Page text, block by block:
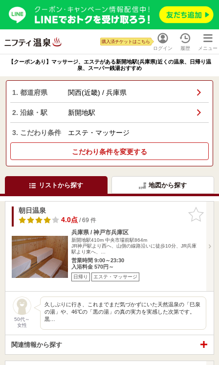
ログイン
購入済チケットはこちら
履歴 メニュー
【クーポンあり】マッサージ、エステがある新開地駅(兵庫県)近くの温泉、日帰り温
泉、スーパー銭湯おすすめ
1. 都道府県 関西(近畿) / 兵庫県
2. 沿線・駅 新開地駅
3. こだわり条件 エステ・マッサージ
こだわり条件を変更する
リストから探す 地図から探す
お気に入
りに追加
朝日温泉
4.0点/ 69 件
兵庫県 / 神戸市兵庫区
新開地駅410m 中央市場前駅864m
JR神戸駅より西へ、山側の線路沿いに徒歩10分、JR兵庫
駅より東へ、…
営業時間 9:00～23:30
入浴料金 570円～
日帰り エステ・マッサージ
50代～
女性
久しぶりに行き、これまでまだ気づかずにいた天然温泉の「巳泉
の湯」や、46℃の「黒の湯」の真の実力を実感した次第です。
黒…
関連情報から探す